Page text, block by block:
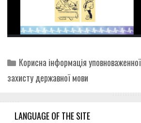
Categories
Корисна інформація
захисту державної мови
LANGUAGE OF THE SITE